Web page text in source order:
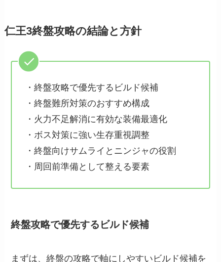
仁王3終盤攻略の結論と方針
・終盤攻略で優先するビルド候補
・終盤難所対策のおすすめ構成
・火力不足解消に有効な装備最適化
・ボス対策に強い生存重視調整
・終盤向けサムライとニンジャの役割
・周回前準備として整える要素
終盤攻略で優先するビルド候補
まずは、終盤の攻略で軸にしやすいビルド候補を